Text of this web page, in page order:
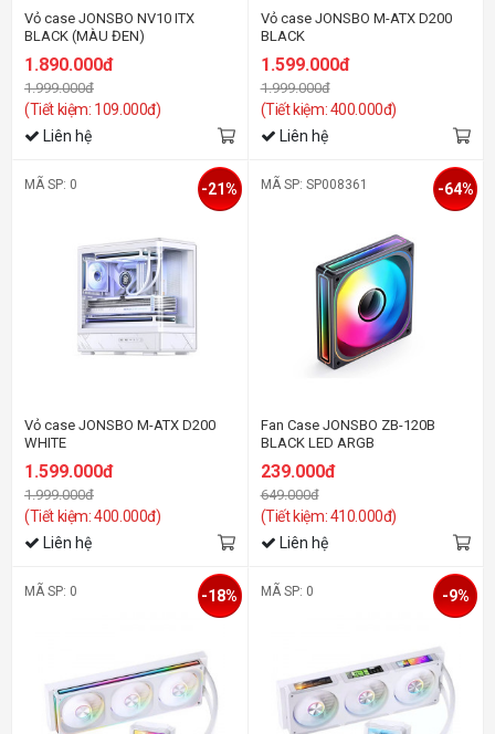
Vỏ case JONSBO NV10 ITX
BLACK (MÀU ĐEN)
1.890.000đ
1.999.000đ
(Tiết kiệm: 109.000đ)
Liên hệ
Vỏ case JONSBO M-ATX D200
BLACK
1.599.000đ
1.999.000đ
(Tiết kiệm: 400.000đ)
Liên hệ
MÃ SP: 0
Vỏ case JONSBO M-ATX D200
WHITE
1.599.000đ
1.999.000đ
(Tiết kiệm: 400.000đ)
-21%
Liên hệ
MÃ SP: SP008361
Fan Case JONSBO ZB-120B
BLACK LED ARGB
239.000đ
649.000đ
(Tiết kiệm: 410.000đ)
-64%
Liên hệ
MÃ SP: 0 -18% MÃ SP: 0 -9%